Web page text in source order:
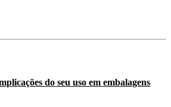
do seu uso em embalagens